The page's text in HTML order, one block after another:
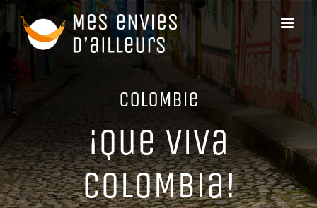
Passer
contenu
CoLoMBie
¡Que ViVa
CoLoMBia!